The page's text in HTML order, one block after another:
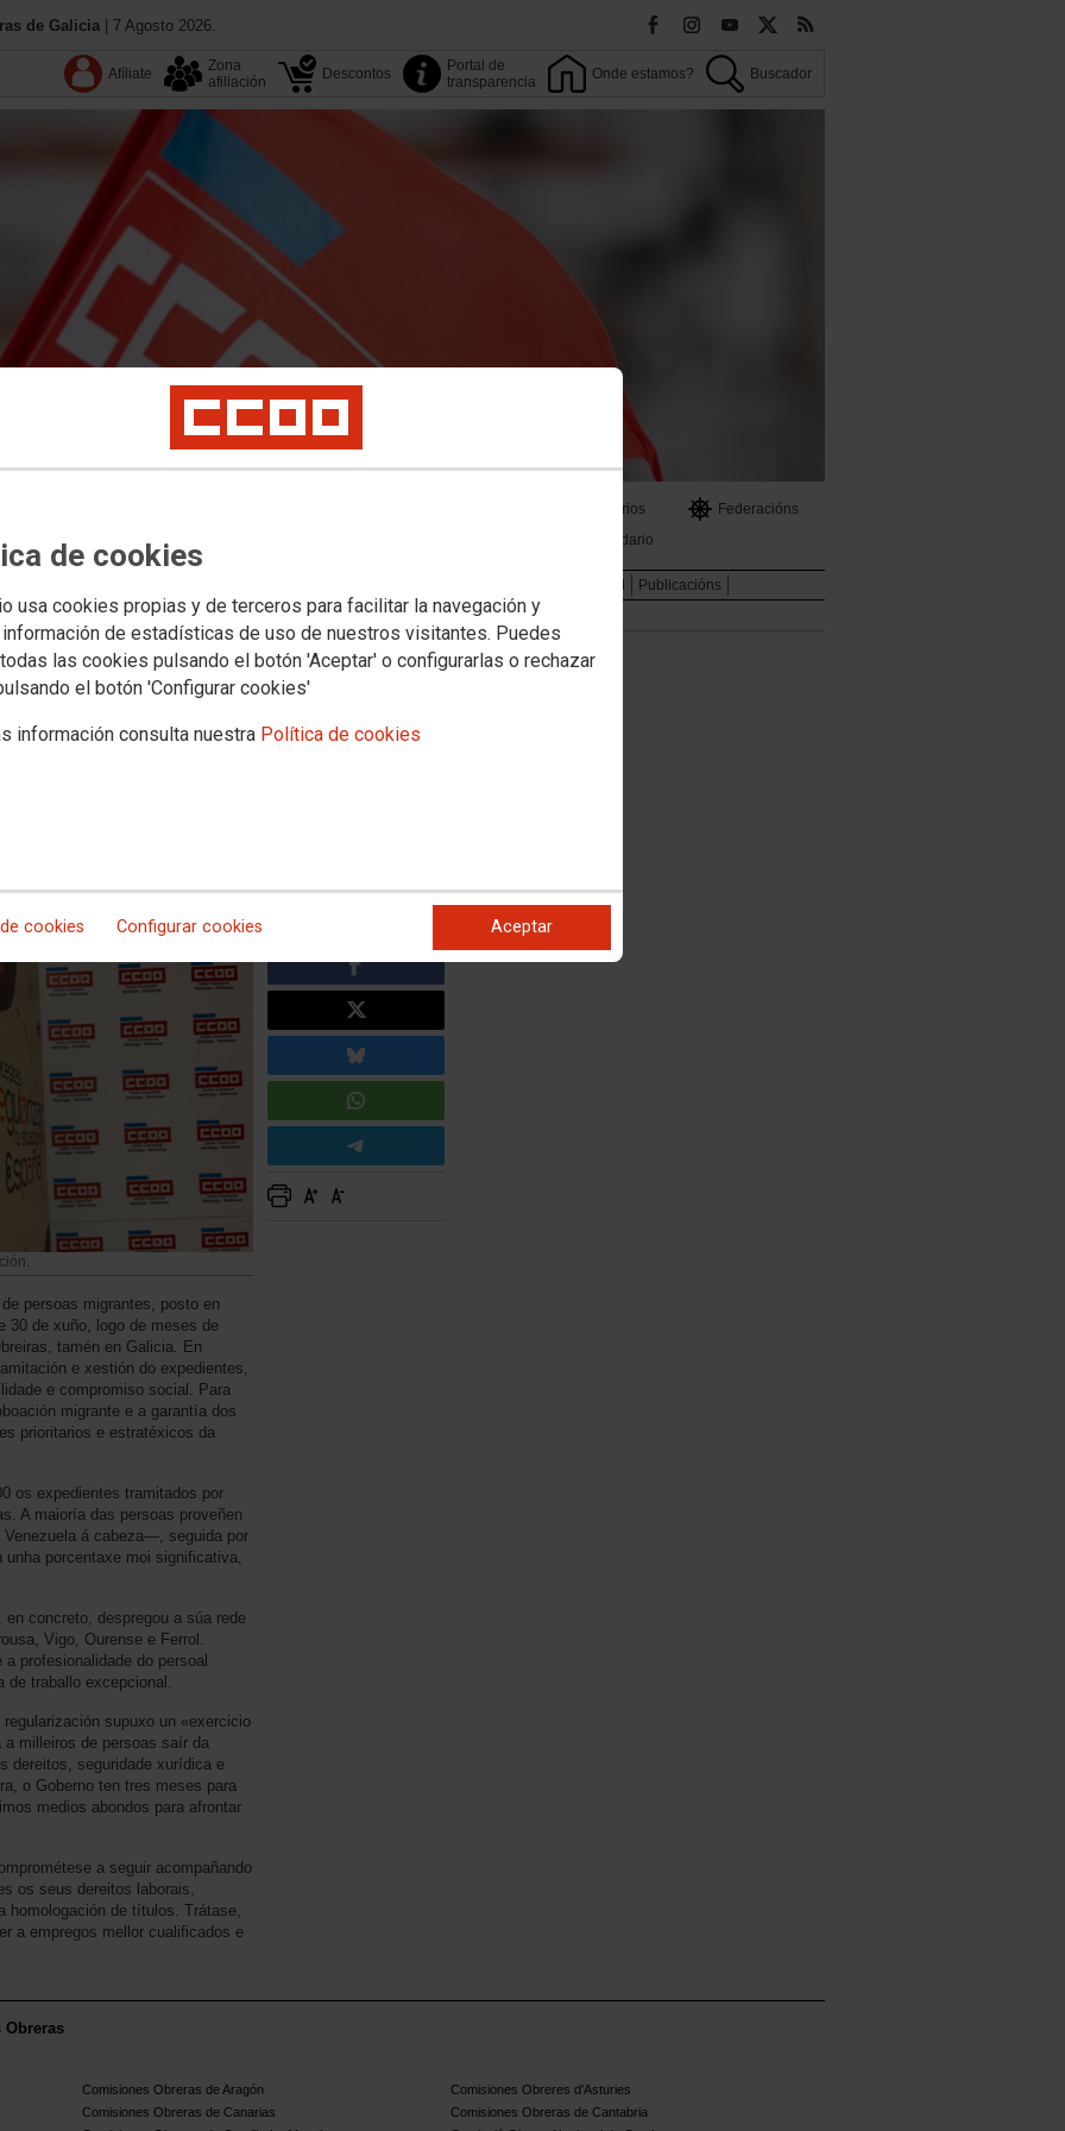
de cookies
usa cookies propias y de terceros para facilitar la navegación y
de estadísticas de uso de nuestros visitantes. Puedes
las cookies pulsando el botón 'Aceptar' o configurarlas o rechazar
el botón 'Configurar cookies'
información consulta nuestra Política de cookies
cookies Configurar cookies Aceptar
de Galicia | 7 Agosto 2026.
Afíliate
Zona
afiliación
Descontos
Portal de
transparencia
Onde estamos? Buscador
Territorios
Federacións
Calendario
Publicacións
o seu compromiso social
de regularización de
a estas persoas nos trámites futuros para
na súa formación e facilitarlles a homologación de
persoas migrantes, posto en
30 de xuño, logo de meses de
tamén en Galicia. En
e xestión do expedientes,
e compromiso social. Para
migrante e a garantía dos
prioritarios e estratéxicos da
os expedientes tramitados por
A maioría das persoas proveñen
á cabeza—, seguida por
porcentaxe moi significativa,
concreto, despregou a súa rede
Vigo, Ourense e Ferrol.
profesionalidade do persoal
de traballo excepcional.
supuxo un «exercicio
a milleiros de persoas saír da
dereitos, seguridade xurídica e
o Goberno ten tres meses para
medios abondos para afrontar
a seguir acompañando
os seus dereitos laborais,
homologación de títulos. Trátase,
a empregos mellor cualificados e
Obreras
Comisiones Obreras de Aragón
Comisiones Obreres d'Asturies
Comisiones Obreras de Canarias
Comisiones Obreras de Cantabria